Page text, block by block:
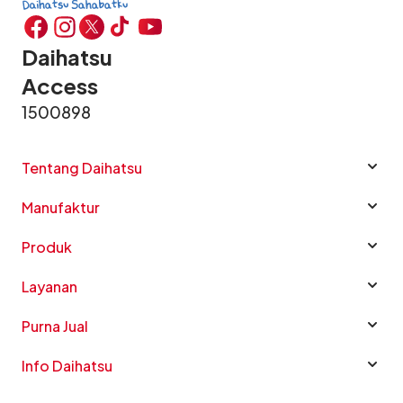
Daihatsu
Access
1500898
Tentang Daihatsu
Manufaktur
Produk
Layanan
Purna Jual
Info Daihatsu